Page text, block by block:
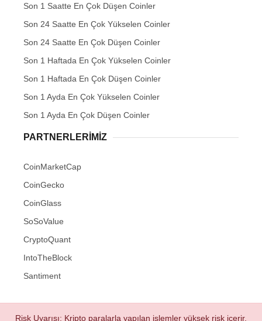
Son 1 Saatte En Çok Düşen Coinler
Son 24 Saatte En Çok Yükselen Coinler
Son 24 Saatte En Çok Düşen Coinler
Son 1 Haftada En Çok Yükselen Coinler
Son 1 Haftada En Çok Düşen Coinler
Son 1 Ayda En Çok Yükselen Coinler
Son 1 Ayda En Çok Düşen Coinler
PARTNERLERIMIZ
CoinMarketCap
CoinGecko
CoinGlass
SoSoValue
CryptoQuant
IntoTheBlock
Santiment
Risk Uyarısı: Kripto paralarla yapılan işlemler yüksek risk içerir.